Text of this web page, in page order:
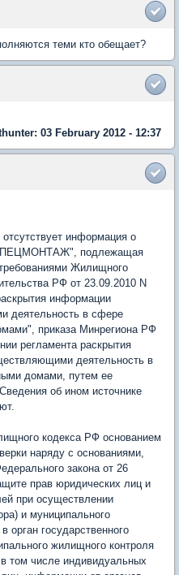
теми кто обещает?
03 February 2012 - 12:37
информация о
подлежащая
Жилищного
РФ от 23.09.2010 N
информации
деятельность в сфере
приказа Минрегиона РФ
регламента раскрытия
деятельность в
домами, путем ее
об ином источнике
кодекса РФ основанием
наряду с основаниями,
закона от 26
прав юридических лиц и
при осуществлении
и муниципального
орган государственного
жилищного контроля
том числе индивидуальных